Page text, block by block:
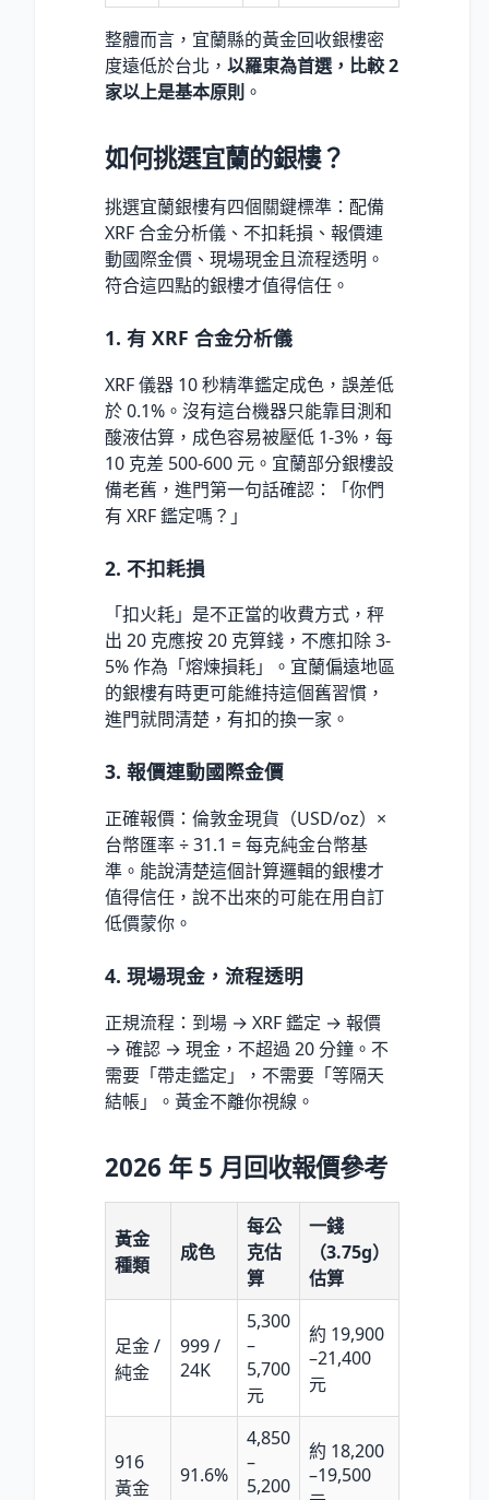
整體而言，宜蘭縣的黃金回收銀樓密
度遠低於台北， 以羅東為首選，比較 2
家以上是基本原則 。
如何挑選宜蘭的銀樓？
挑選宜蘭銀樓有四個關鍵標準：配備
XRF 合金分析儀、不扣耗損、報價連
動國際金價、現場現金且流程透明。
符合這四點的銀樓才值得信任。
1. 有 XRF 合金分析儀
XRF 儀器 10 秒精準鑑定成色，誤差低
於 0.1%。沒有這台機器只能靠目測和
酸液估算，成色容易被壓低 1-3%，每
10 克差 500-600 元。宜蘭部分銀樓設
備老舊，進門第一句話確認：「你們
有 XRF 鑑定嗎？」
2. 不扣耗損
「扣火耗」是不正當的收費方式，秤
出 20 克應按 20 克算錢，不應扣除 3-
5% 作為「熔煉損耗」。宜蘭偏遠地區
的銀樓有時更可能維持這個舊習慣，
進門就問清楚，有扣的換一家。
3. 報價連動國際金價
正確報價：倫敦金現貨（USD/oz）×
台幣匯率 ÷ 31.1 = 每克純金台幣基
準。能說清楚這個計算邏輯的銀樓才
值得信任，說不出來的可能在用自訂
低價蒙你。
4. 現場現金，流程透明
正規流程：到場 → XRF 鑑定 → 報價
→ 確認 → 現金，不超過 20 分鐘。不
需要「帶走鑑定」，不需要「等隔天
結帳」。黃金不離你視線。
2026 年 5 月回收報價參考
黃金
種類
成色
每公
克估
算
一錢
（3.75g）
估算
足金 /
純金
999 /
24K
5,300
–
5,700
元
約 19,900
–21,400
元
916
黃金
91.6%
4,850
–
5,200
約 18,200
–19,500